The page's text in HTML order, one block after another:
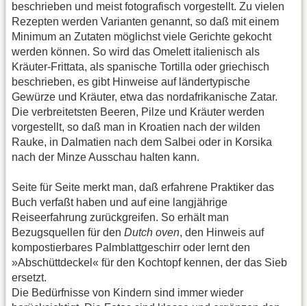
beschrieben und meist fotografisch vorgestellt. Zu vielen
Rezepten werden Varianten genannt, so daß mit einem
Minimum an Zutaten möglichst viele Gerichte gekocht
werden können. So wird das Omelett italienisch als
Kräuter-Frittata, als spanische Tortilla oder griechisch
beschrieben, es gibt Hinweise auf ländertypische
Gewürze und Kräuter, etwa das nordafrikanische Zatar.
Die verbreitetsten Beeren, Pilze und Kräuter werden
vorgestellt, so daß man in Kroatien nach der wilden
Rauke, in Dalmatien nach dem Salbei oder in Korsika
nach der Minze Ausschau halten kann.
Seite für Seite merkt man, daß erfahrene Praktiker das
Buch verfaßt haben und auf eine langjährige
Reiseerfahrung zurückgreifen. So erhält man
Bezugsquellen für den Dutch oven, den Hinweis auf
kompostierbares Palmblattgeschirr oder lernt den
»Abschüttdeckel« für den Kochtopf kennen, der das Sieb
ersetzt.
Die Bedürfnisse von Kindern sind immer wieder